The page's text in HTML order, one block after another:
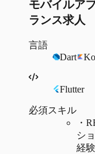
モバイルア
ランス求人
言語
Dart
Flutter
必須スキル
・
シ
経験